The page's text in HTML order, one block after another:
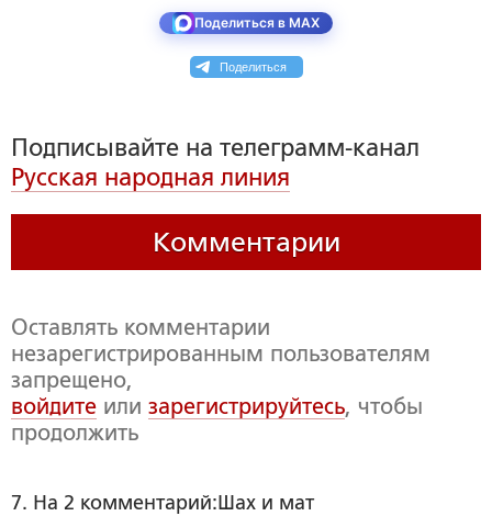
Поделиться в MAX
Поделиться
Подписывайте на телеграмм-канал
Русская народная линия
Комментарии
Оставлять комментарии
незарегистрированным пользователям
запрещено,
войдите или зарегистрируйтесь, чтобы
продолжить
7. На 2 комментарий:Шах и мат